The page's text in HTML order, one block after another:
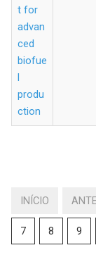
t for
advan
ced
biofue
l
produ
ction
INÍCIO
7 8 9